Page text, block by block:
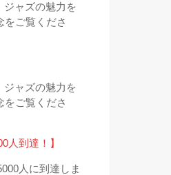
ジャズの魅力を
をご覧くださ
ジャズの魅力を
をご覧くださ
人到達！】
人に到達しま